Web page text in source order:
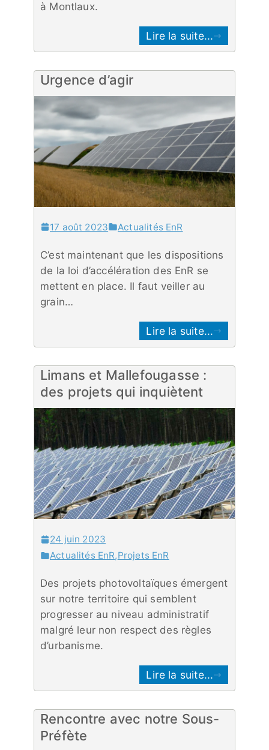
à Montlaux.
Lire la suite...
Urgence d’agir
17 août 2023 Actualités EnR
C’est maintenant que les dispositions
de la loi d’accélération des EnR se
mettent en place. Il faut veiller au
grain…
Lire la suite...
Limans et Mallefougasse :
des projets qui inquiètent
24 juin 2023
Actualités EnR,Projets EnR
Des projets photovoltaïques émergent
sur notre territoire qui semblent
progresser au niveau administratif
malgré leur non respect des règles
d’urbanisme.
Lire la suite...
Rencontre avec notre Sous-
Préfète